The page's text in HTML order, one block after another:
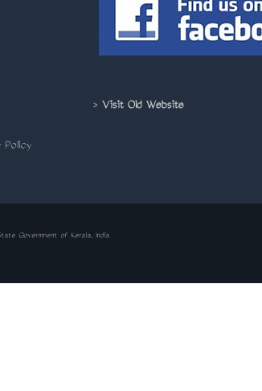
Policy
> Visit Old Website
Government of Kerala, India